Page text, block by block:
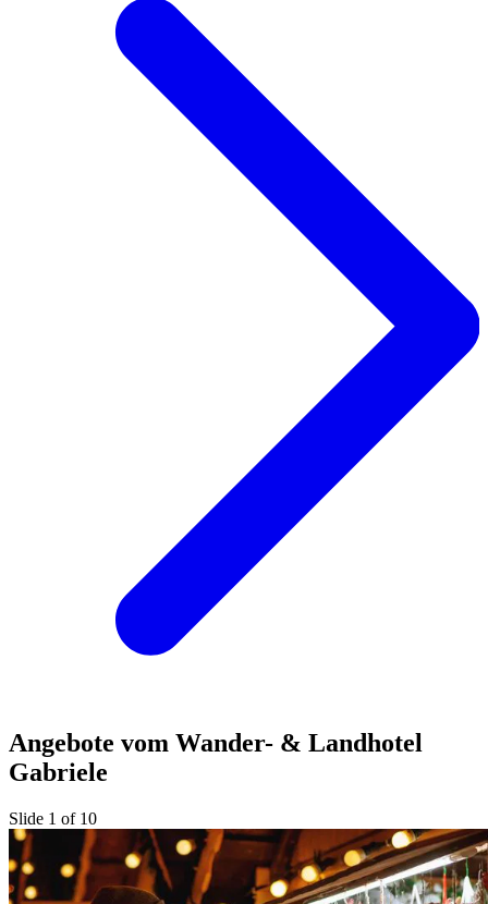
Angebote vom Wander- & Landhotel
Gabriele
Slide 1 of 10